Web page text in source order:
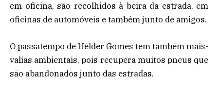
em oficina, são recolhidos à beira da estrada, em
oficinas de automóveis e também junto de amigos.
O passatempo de Hélder Gomes tem também mais-
valias ambientais, pois recupera muitos pneus que
são abandonados junto das estradas.